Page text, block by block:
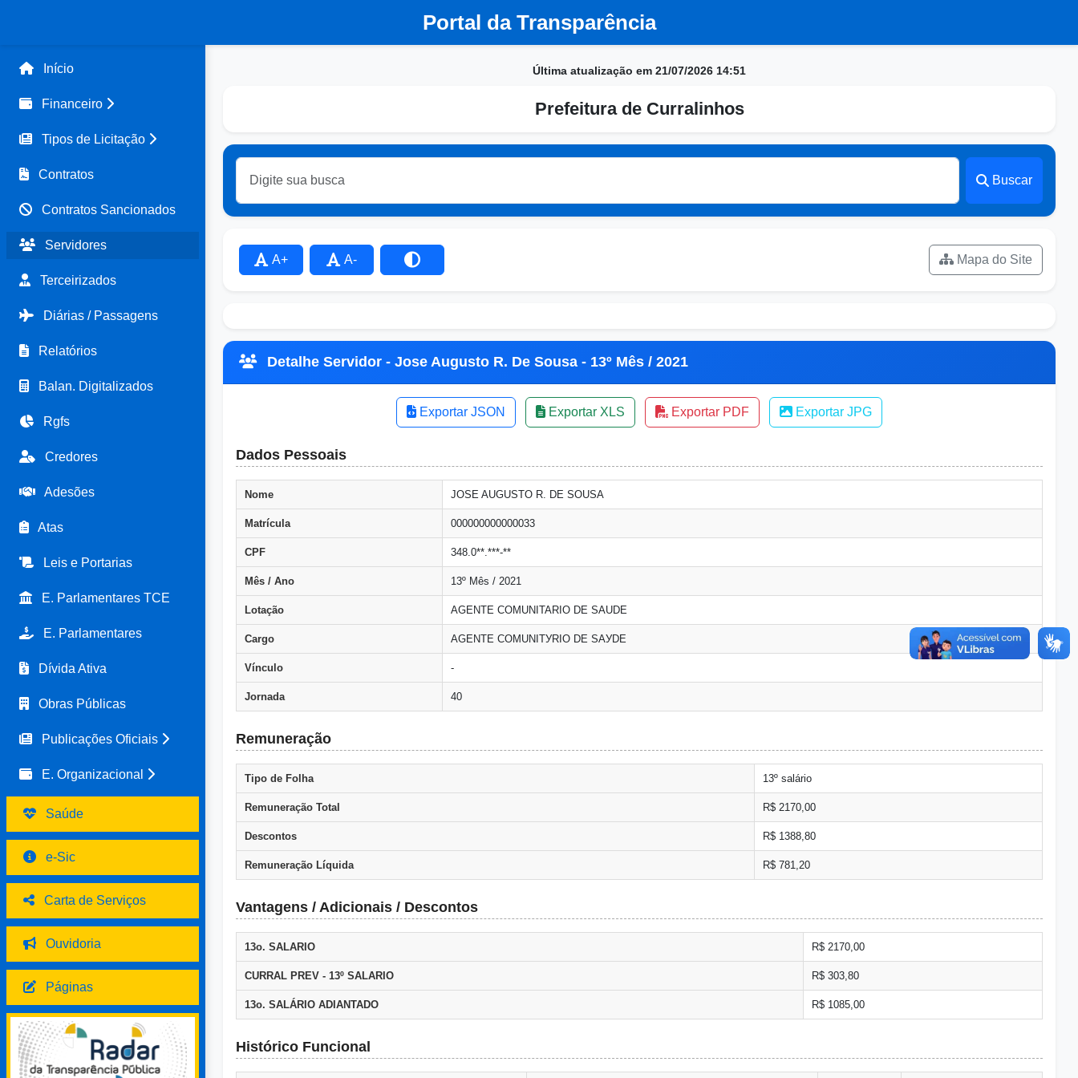
Portal da Transparência
Início
Financeiro
Tipos de Licitação
Contratos
Contratos Sancionados
Servidores
Terceirizados
Diárias / Passagens
Relatórios
Balan. Digitalizados
Rgfs
Credores
Adesões
Atas
Leis e Portarias
E. Parlamentares TCE
E. Parlamentares
Dívida Ativa
Obras Públicas
Publicações Oficiais
E. Organizacional
Saúde
e-Sic
Carta de Serviços
Ouvidoria
Páginas
Última atualização em 21/07/2026 14:51
Prefeitura de Curralinhos
Buscar
A+ A- Mapa do Site
Detalhe Servidor - Jose Augusto R. De Sousa - 13º Mês / 2021
Exportar JSON Exportar XLS Exportar PDF Exportar JPG
Dados Pessoais
Nome JOSE AUGUSTO R. DE SOUSA
Matrícula 000000000000033
CPF 348.0**.***-**
Mês / Ano 13º Mês / 2021
Lotação AGENTE COMUNITARIO DE SAUDE
Cargo AGENTE COMUNITУRIO DE SAУDE
Vínculo -
Jornada 40
Remuneração
Tipo de Folha 13º salário
Remuneração Total R$ 2170,00
Descontos R$ 1388,80
Remuneração Líquida R$ 781,20
Vantagens / Adicionais / Descontos
13o. SALARIO R$ 2170,00
CURRAL PREV - 13º SALARIO R$ 303,80
13o. SALÁRIO ADIANTADO R$ 1085,00
Histórico Funcional